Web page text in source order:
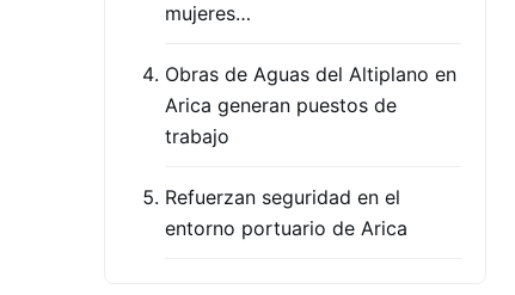
mujeres…
Obras de Aguas del Altiplano en
Arica generan puestos de
trabajo
Refuerzan seguridad en el
entorno portuario de Arica